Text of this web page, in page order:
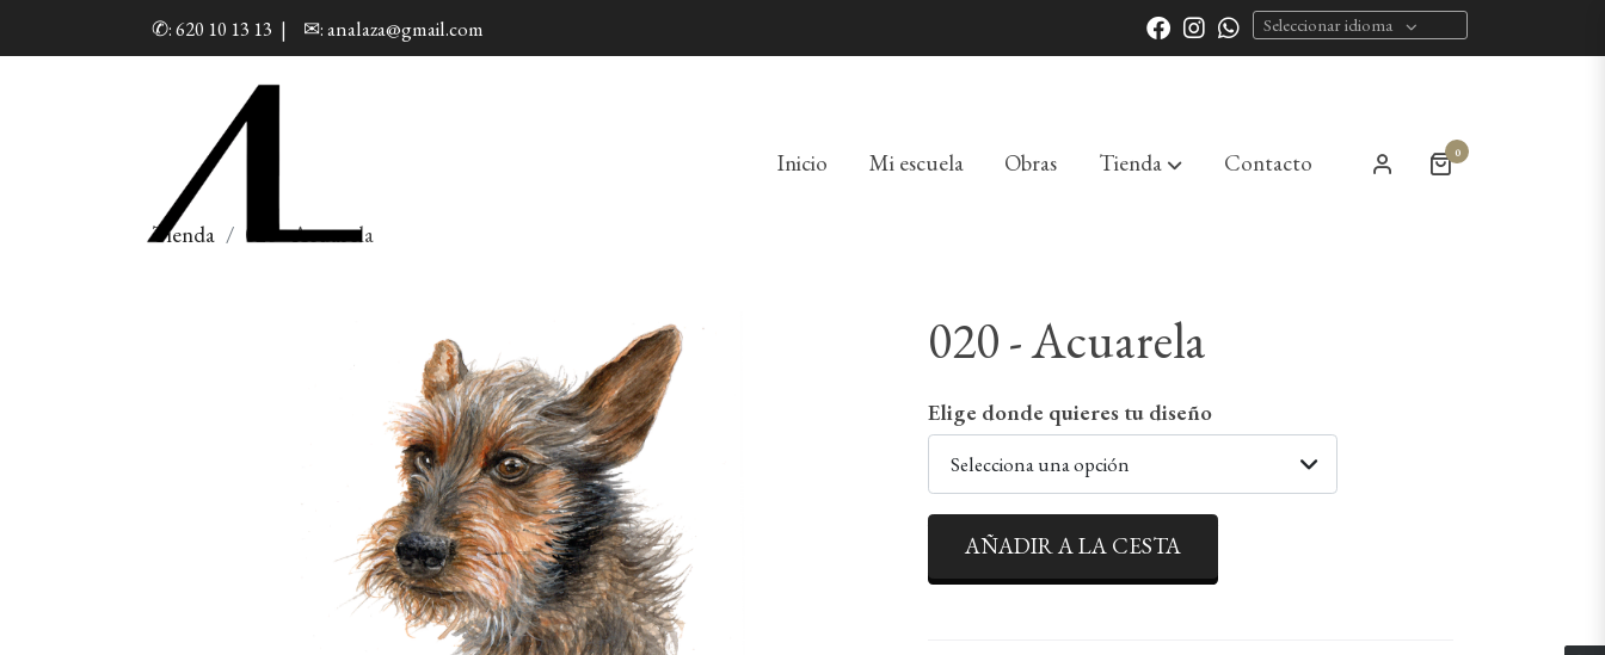
✆: 620 10 13 13 | ✉: analaza@gmail.com Seleccionar idioma
Inicio Mi escuela Obras Tienda Contacto 0
Tienda 020 - Acuarela
020 - Acuarela
Elige donde quieres tu diseño
Selecciona una opción
AÑADIR A LA CESTA